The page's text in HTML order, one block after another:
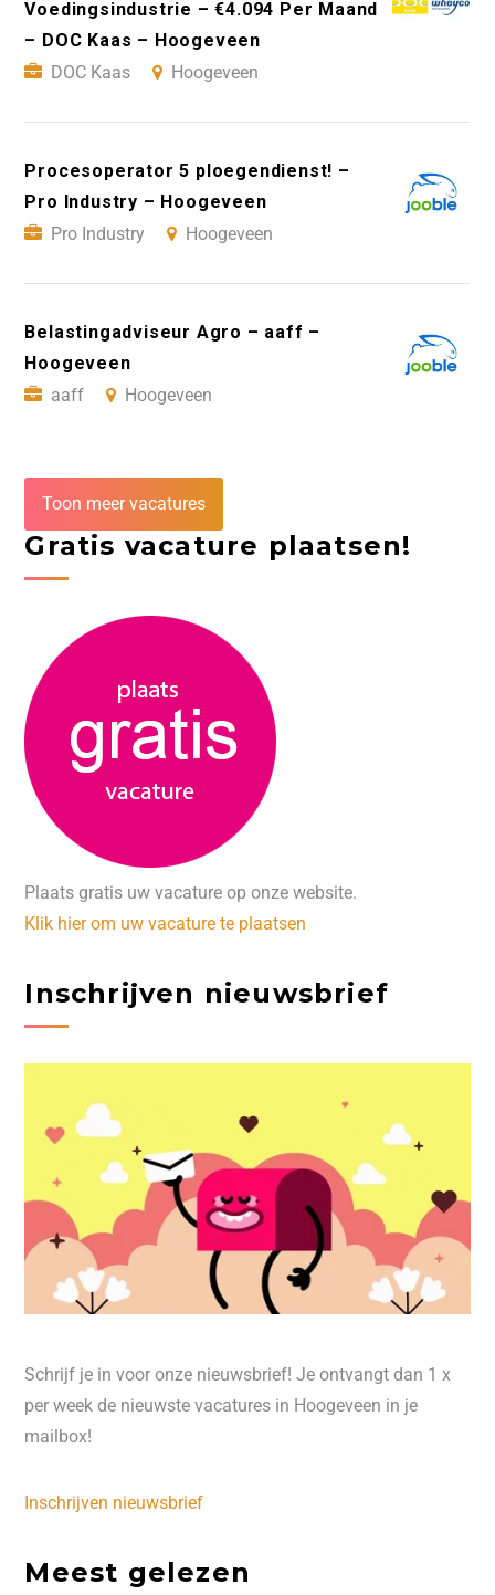
Voedingsindustrie – €4.094 Per Maand
– DOC Kaas – Hoogeveen
DOC Kaas
Hoogeveen
Procesoperator 5 ploegendienst! –
Pro Industry – Hoogeveen
Pro Industry
Hoogeveen
Belastingadviseur Agro – aaff –
Hoogeveen
aaff
Hoogeveen
Toon meer vacatures
Gratis vacature plaatsen!
Plaats gratis uw vacature op onze website.
Klik hier om uw vacature te plaatsen
Inschrijven nieuwsbrief
Schrijf je in voor onze nieuwsbrief! Je ontvangt dan 1 x
per week de nieuwste vacatures in Hoogeveen in je
mailbox!
Inschrijven nieuwsbrief
Meest gelezen